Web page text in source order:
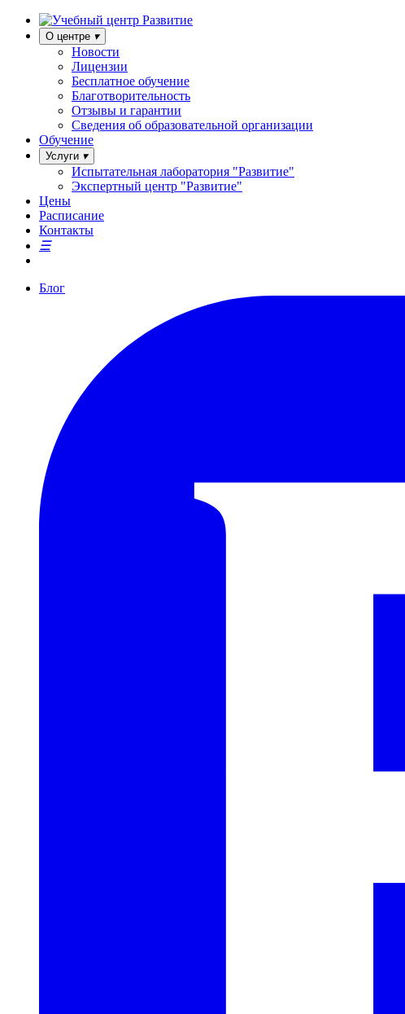
О центре
Новости
Лицензии
Бесплатное обучение
Благотворительность
Отзывы и гарантии
Сведения об образовательной организации
Обучение
Услуги
Испытательная лаборатория "Развитие"
Экспертный центр "Развитие"
Цены
Расписание
Контакты
Блог